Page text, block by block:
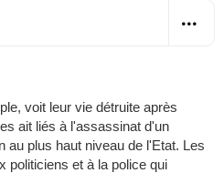
voit leur vie détruite après
ait liés à l'assassinat d'un
au plus haut niveau de l'Etat. Les
politiciens et à la police qui